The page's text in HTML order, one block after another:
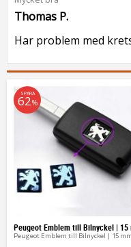
Thomas P.
Har problem med
SPARA
62%